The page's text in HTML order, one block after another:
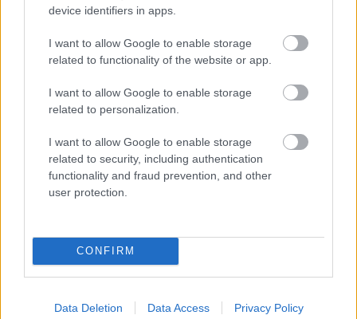
device identifiers in apps.
I want to allow Google to enable storage
related to functionality of the website or app.
I want to allow Google to enable storage
related to personalization.
I want to allow Google to enable storage
related to security, including authentication
functionality and fraud prevention, and other
user protection.
CONFIRM
Data Deletion Data Access Privacy Policy
11:45: 10km klassisk individuell start, kvinner
Startlister, detaljer og resultater
TV: Viaplay
Søndag 16. februar
14:00: 20km fristil fellesstart, kvinner
Startlister, detaljer og resultater
TV: Viaplay